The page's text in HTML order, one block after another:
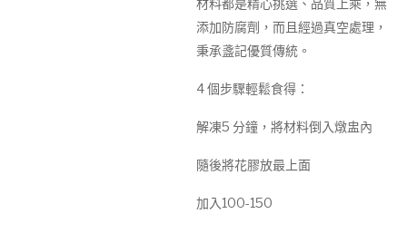
材料都是精心挑選、品質上乘，無
添加防腐劑，而且經過真空處理，
秉承盞記優質傳統。
4 個步驟輕鬆食得：
解凍5 分鐘，將材料倒入燉盅內
隨後將花膠放最上面
加入100-150